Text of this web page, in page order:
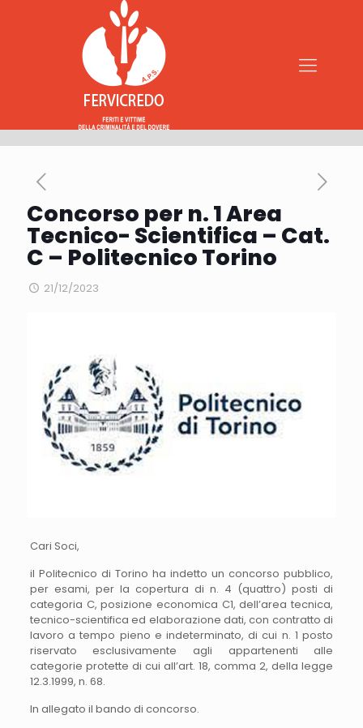
Concorso per n. 1 Area
Tecnico- Scientifica – Cat.
C – Politecnico Torino
21/12/2023
Cari Soci,
il Politecnico di Torino ha indetto un concorso pubblico,
per esami, per la copertura di n. 4 (quattro) posti di
categoria C, posizione economica C1, dell’area tecnica,
tecnico-scientifica ed elaborazione dati, con contratto di
lavoro a tempo pieno e indeterminato, di cui n. 1 posto
riservato esclusivamente agli appartenenti alle
categorie protette di cui all’art. 18, comma 2, della legge
12.3.1999, n. 68.
In allegato il bando di concorso.